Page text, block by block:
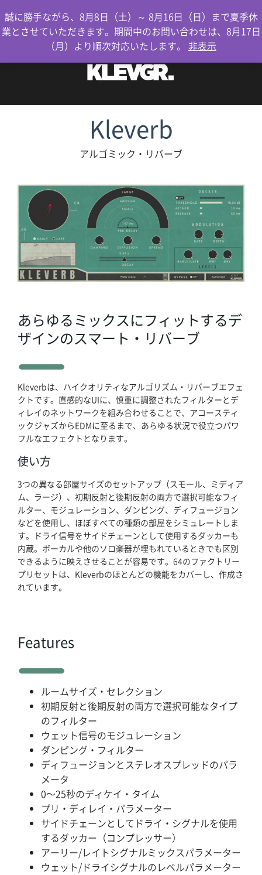
ホーム
ブログ記事一覧
プロダクトリスト
サポート
採用情報
0
Kleverb
アルゴミック・リバーブ
あらゆるミックスにフィットするデ
ザインのスマート・リバーブ
Kleverbは、ハイクオリティなアルゴリズム・リバーブエフェ
クトです。直感的なUIに、慎重に調整されたフィルターとデ
ィレイのネットワークを組み合わせることで、アコースティ
ックジャズからEDMに至るまで、あらゆる状況で役立つパワ
フルなエフェクトとなります。
使い方
3つの異なる部屋サイズのセットアップ（スモール、ミディア
ム、ラージ）、初期反射と後期反射の両方で選択可能なフィ
ルター、モジュレーション、ダンピング、ディフュージョン
などを使用し、ほぼすべての種類の部屋をシミュレートしま
す。ドライ信号をサイドチェーンとして使用するダッカーも
内蔵。ボーカルや他のソロ楽器が埋もれているときでも区別
できるように映えさせることが容易です。64のファクトリー
プリセットは、Kleverbのほとんどの機能をカバーし、作成さ
れています。
Features
ルームサイズ・セレクション
初期反射と後期反射の両方で選択可能なタイプ
のフィルター
ウェット信号のモジュレーション
ダンピング・フィルター
ディフュージョンとステレオスプレッドのパラ
メータ
0〜25秒のディケイ・タイム
プリ・ディレイ・パラメーター
サイドチェーンとしてドライ・シグナルを使用
するダッカー（コンプレッサー）
アーリー/レイトシグナルミックスパラメーター
ウェット/ドライシグナルのレベルパラメーター
誠に勝手ながら、8月8日（土）～ 8月16日（日）まで夏季休
業とさせていただきます。期間中のお問い合わせは、8月17日
（月）より順次対応いたします。 非表示